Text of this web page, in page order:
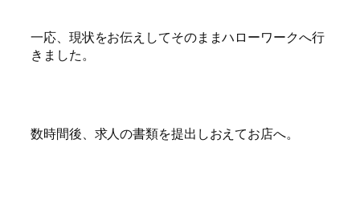
一応、現状をお伝えしてそのままハローワークへ行
きました。
数時間後、求人の書類を提出しおえてお店へ。